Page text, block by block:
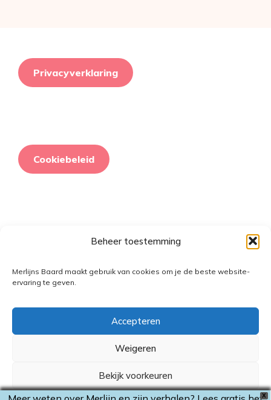
Beheer toestemming
Merlijns Baard maakt gebruik van cookies om je de beste website-
ervaring te geven.
Accepteren
Weigeren
Bekijk voorkeuren
Privacyverklaring
Cookiebeleid
Retourneringsbeleid
Meer weten over Merlijn en zijn verhalen? Lees gratis het
exclusieve verhaal 'Hoe Merlijn aan zijn verhalen kwam'!